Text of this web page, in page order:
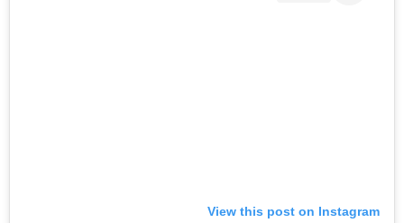
View this post on Instagram